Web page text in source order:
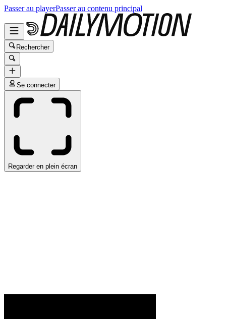
Passer au playerPasser au contenu principal
Rechercher
Se connecter
Regarder en plein écran